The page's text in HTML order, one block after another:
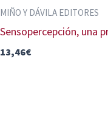
MIÑO Y DÁVILA EDITORES
Sensopercepción, una
13,46€